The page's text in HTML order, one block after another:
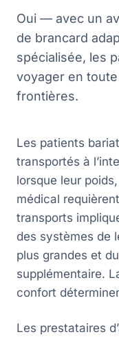
Oui — avec un
de brancard
spécialisée, les
voyager en
frontières.
Les patients
transportés à
lorsque leur
médical
transports
des systèmes de
plus grandes et
supplémentaire.
confort
Les prestataires